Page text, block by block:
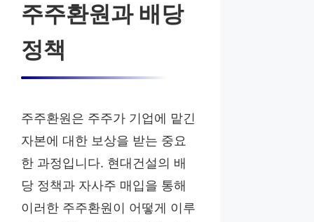
주주환원과 배당
정책
주주환원은 주주가 기업에 맡긴
자본에 대한 보상을 받는 중요
한 과정입니다. 현대건설의 배
당 정책과 자사주 매입을 통해
이러한 주주환원이 어떻게 이루